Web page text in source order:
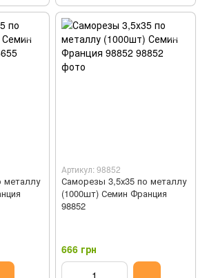
металлу
Артикул: 98852
Саморезы 3,5х35 по металлу
(1000шт) Семин Франция
98852
666 грн